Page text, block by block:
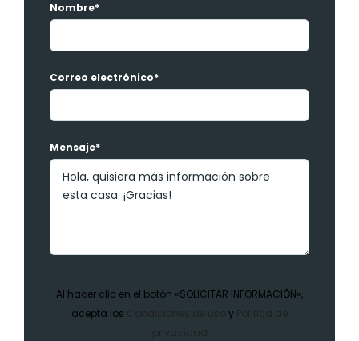
Nombre*
Correo electrónico*
Mensaje*
Al hacer clic en el botón «SOLICITAR INFORMACIÓN»,
acepta los Condiciones de uso y Política de
privacidad